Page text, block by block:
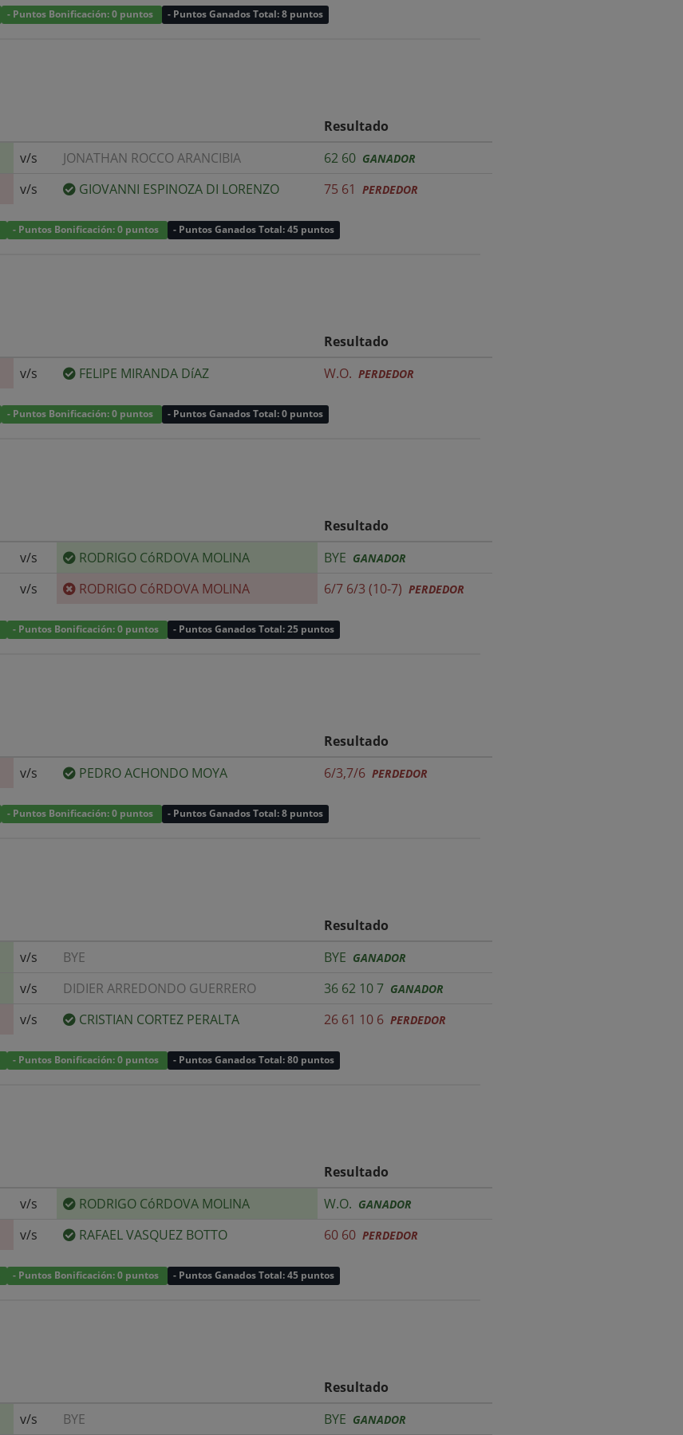
- Puntos Bonificación: 0 puntos - Puntos Ganados Total: 8 puntos
Resultado
v/s JONATHAN ROCCO ARANCIBIA 62 60 GANADOR
v/s GIOVANNI ESPINOZA DI LORENZO 75 61 PERDEDOR
- Puntos Bonificación: 0 puntos - Puntos Ganados Total: 45 puntos
Resultado
v/s FELIPE MIRANDA DíAZ W.O. PERDEDOR
- Puntos Bonificación: 0 puntos - Puntos Ganados Total: 0 puntos
Resultado
v/s RODRIGO CóRDOVA MOLINA BYE GANADOR
v/s RODRIGO CóRDOVA MOLINA 6/7 6/3 (10-7) PERDEDOR
- Puntos Bonificación: 0 puntos - Puntos Ganados Total: 25 puntos
Resultado
v/s PEDRO ACHONDO MOYA 6/3,7/6 PERDEDOR
- Puntos Bonificación: 0 puntos - Puntos Ganados Total: 8 puntos
Resultado
v/s BYE BYE GANADOR
v/s DIDIER ARREDONDO GUERRERO 36 62 10 7 GANADOR
v/s CRISTIAN CORTEZ PERALTA 26 61 10 6 PERDEDOR
- Puntos Bonificación: 0 puntos - Puntos Ganados Total: 80 puntos
Resultado
v/s RODRIGO CóRDOVA MOLINA W.O. GANADOR
v/s RAFAEL VASQUEZ BOTTO 60 60 PERDEDOR
- Puntos Bonificación: 0 puntos - Puntos Ganados Total: 45 puntos
Resultado
v/s BYE BYE GANADOR